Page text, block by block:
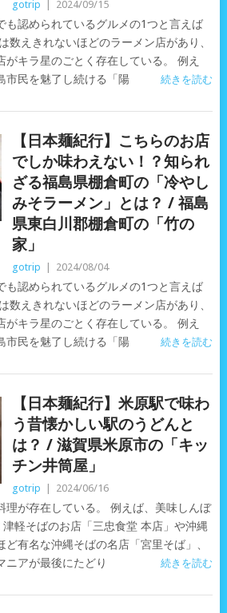
gotrip 2024/09/15
も認められているグルメの1つと言えば
数えきれないほどのラーメン店があり、
がキラ星のごとく存在している。 例え
市民を魅了し続ける「陽
続きを読む
【日本麺紀行】こちらのお店
でしか味わえない！？知られ
ざる福島県棚倉町の「冷やし
みそラーメン」とは？ / 福島
県東白川郡棚倉町の「竹の
家」
gotrip 2024/08/04
も認められているグルメの1つと言えば
数えきれないほどのラーメン店があり、
がキラ星のごとく存在している。 例え
市民を魅了し続ける「陽
続きを読む
【日本麺紀行】米原駅で味わ
う昔懐かしい駅のうどんと
は？ / 滋賀県米原市の「キッ
チン井筒屋」
gotrip 2024/06/16
理が存在している。 例えば、美味しんぼ
軽そばのお店「三忠食堂 本店」や沖縄
有名な沖縄そばの名店「宮里そば」、
ニアが最後にたどり
続きを読む